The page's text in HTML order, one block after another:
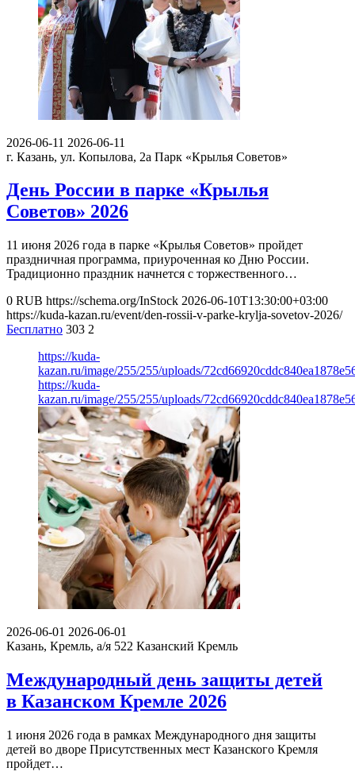
2026-06-11 2026-06-11
г. Казань, ул. Копылова, 2а Парк «Крылья Советов»
День России в парке «Крылья
Советов» 2026
11 июня 2026 года в парке «Крылья Советов» пройдет
праздничная программа, приуроченная ко Дню России.
Традиционно праздник начнется с торжественного…
0 RUB https://schema.org/InStock 2026-06-10T13:30:00+03:00
https://kuda-kazan.ru/event/den-rossii-v-parke-krylja-sovetov-2026/
Бесплатно 303 2
https://kuda-
kazan.ru/image/255/255/uploads/
https://kuda-
kazan.ru/image/255/255/uploads/
2026-06-01 2026-06-01
Казань, Кремль, а/я 522 Казанский Кремль
Международный день защиты детей
в Казанском Кремле 2026
1 июня 2026 года в рамках Международного дня защиты
детей во дворе Присутственных мест Казанского Кремля
пройдет…